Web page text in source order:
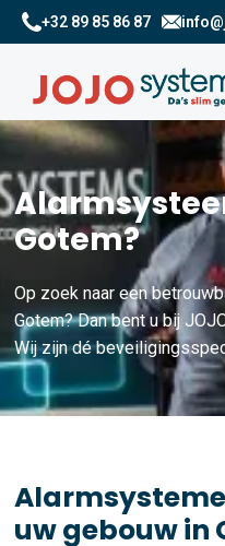
+32 89 85 86 87
Gotem?
Op zoek naar een
Gotem? Dan bent u bij
Wij zijn dé
uw gebouw in